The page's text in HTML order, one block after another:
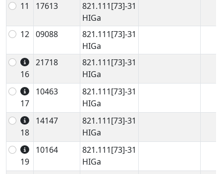
11
17613
821.111[73]-31
HIGa
12 09088
821.111[73]-31
HIGa
16
21718
821.111[73]-31
HIGa
17
10463
821.111[73]-31
HIGa
18
14147
821.111[73]-31
HIGa
19
10164
821.111[73]-31
HIGa